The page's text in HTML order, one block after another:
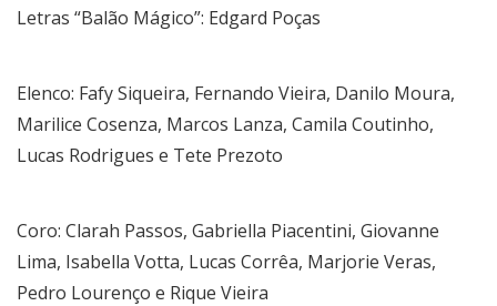
Letras “Balão Mágico”: Edgard Poças
Elenco: Fafy Siqueira, Fernando Vieira, Danilo Moura,
Marilice Cosenza, Marcos Lanza, Camila Coutinho,
Lucas Rodrigues e Tete Prezoto
Coro: Clarah Passos, Gabriella Piacentini, Giovanne
Lima, Isabella Votta, Lucas Corrêa, Marjorie Veras,
Pedro Lourenço e Rique Vieira